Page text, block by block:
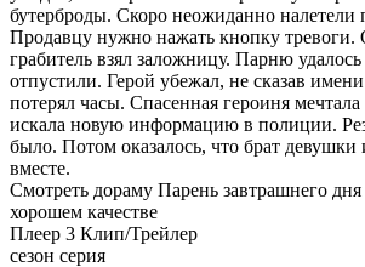
бутерброды. Скоро неожиданно налетели
Продавцу нужно нажать кнопку тревоги.
грабитель взял заложницу. Парню
отпустили. Герой убежал, не сказав
потерял часы. Спасенная героиня
искала новую информацию в полиции.
было. Потом оказалось, что брат девушки
вместе.
Смотреть дораму Парень завтрашнего дня
хорошем качестве
Плеер 3 Клип/Трейлер
сезон серия